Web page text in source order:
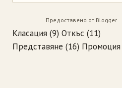
Предоставено от Blogger.
Класация (9) Откъс (11)
Представяне (16) Промоция